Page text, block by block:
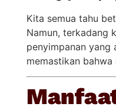
Kita semua tahu
Namun, terkadang
penyimpanan yang
memastikan